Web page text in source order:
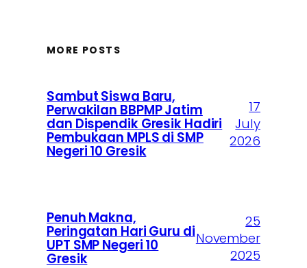
MORE POSTS
Sambut Siswa Baru,
Perwakilan BBPMP Jatim
dan Dispendik Gresik Hadiri
Pembukaan MPLS di SMP
Negeri 10 Gresik
17
July
2026
Penuh Makna,
Peringatan Hari Guru di
UPT SMP Negeri 10
Gresik
25
November
2025